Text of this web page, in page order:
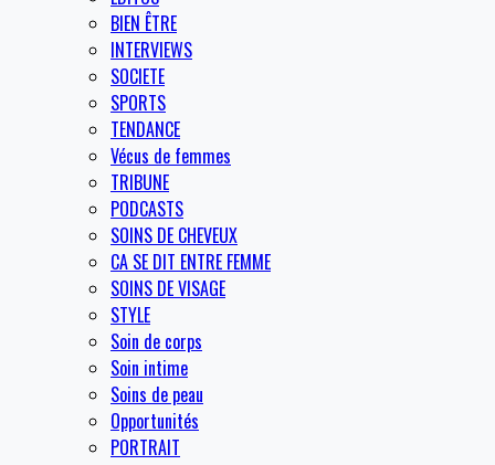
BIEN ÊTRE
INTERVIEWS
SOCIETE
SPORTS
TENDANCE
Vécus de femmes
TRIBUNE
PODCASTS
SOINS DE CHEVEUX
CA SE DIT ENTRE FEMME
SOINS DE VISAGE
STYLE
Soin de corps
Soin intime
Soins de peau
Opportunités
PORTRAIT